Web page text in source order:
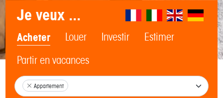
Je veux ...
Acheter Louer Investir
Estimer
Partir en vacances
Appartement